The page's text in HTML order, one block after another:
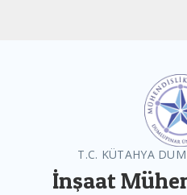
T.C. KÜTAHYA
İnşaat